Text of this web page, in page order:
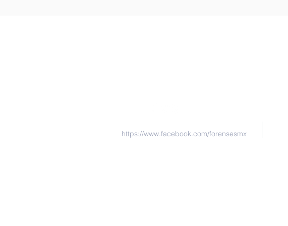
https://www.facebook.com/forensesmx